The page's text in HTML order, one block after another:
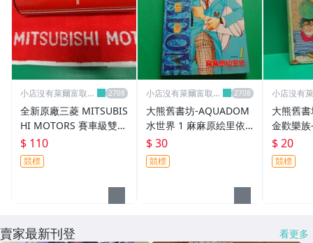
小店沒有萊爾富取
全新原廠三菱 MITSUBIS
HI MOTORS 賽車級雙面
加厚型 運動型加長加厚
毛巾+紅色存錢筒
$ 110
競標
小店沒有萊爾富取
大熊舊書坊-AQUADOM
水世界 1 麻麻原絵里依
東立 9789573475361 吳
章無釘-101/20
$ 30
競標
小店沒有
大熊舊
金歡樂
$ 20
競標
賣家最新刊登 看更多